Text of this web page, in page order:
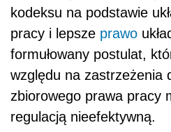
kodeksu na podstawie
pracy i lepsze prawo
formułowany postulat,
względu na zastrzeżenia
zbiorowego prawa pracy
regulacją nieefektywną.